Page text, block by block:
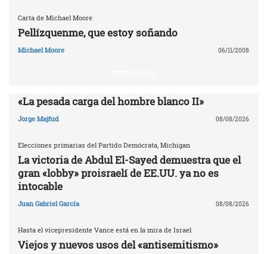
Carta de Michael Moore
Pellízquenme, que estoy soñando
Michael Moore 06/11/2008
«La pesada carga del hombre blanco II»
Jorge Majfud 08/08/2026
Elecciones primarias del Partido Demócrata, Michigan
La victoria de Abdul El-Sayed demuestra que el
gran «lobby» proisraelí de EE.UU. ya no es
intocable
Juan Gabriel García 08/08/2026
Hasta el vicepresidente Vance está en la mira de Israel
Viejos y nuevos usos del «antisemitismo»